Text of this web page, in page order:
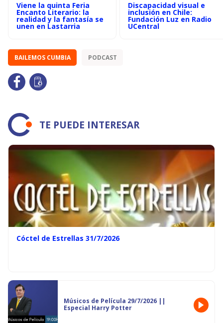
Viene la quinta Feria
Encanto Literario: la
realidad y la fantasía se
unen en Lastarria
Discapacidad visual e
inclusión en Chile:
Fundación Luz en Radio
UCentral
BAILEMOS CUMBIA PODCAST
TE PUEDE INTERESAR
Cóctel de Estrellas 31/7/2026
Músicos de Película 29/7/2026 ||
Especial Harry Potter